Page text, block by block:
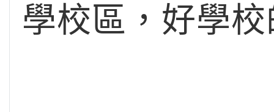
學校區，好學